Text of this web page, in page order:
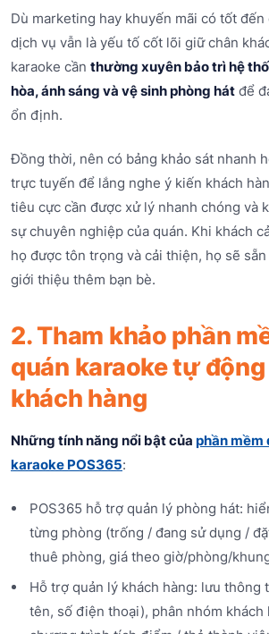
Dù marketing hay khuyến mãi có tốt đến
dịch vụ vẫn là yếu tố cốt lõi giữ chân
karaoke cần thường xuyên bảo trì hệ
hòa, ánh sáng và vệ sinh phòng hát để
ổn định.
Đồng thời, nên có bảng khảo sát nhanh
trực tuyến để lắng nghe ý kiến khách
tiêu cực cần được xử lý nhanh chóng và
sự chuyên nghiệp của quán. Khi khách
họ được tôn trọng và cải thiện, họ sẽ
giới thiệu thêm bạn bè.
2. Tham khảo phần
quán karaoke tự
khách hàng
Những tính năng nổi bật của phần mềm
karaoke POS365:
POS365 hỗ trợ quản lý phòng hát:
từng phòng (trống / đang sử dụng /
thuê phòng, giá theo giờ/phòng/
Hỗ trợ quản lý khách hàng: lưu thông
tên, số điện thoại), phân nhóm khách